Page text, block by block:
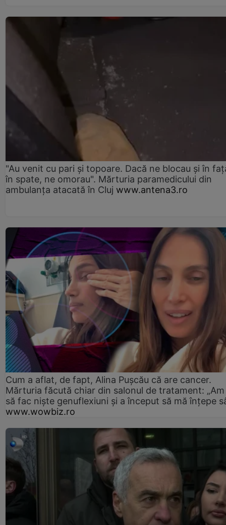
"Au venit cu pari și topoare. Dacă ne blocau şi în
în spate, ne omorau". Mărturia paramedicului din
ambulanţa atacată în Cluj www.antena3.ro
Cum a aflat, de fapt, Alina Pușcău că are cancer.
Mărturia făcută chiar din salonul de tratament:
să fac niște genuflexiuni și a început să mă înțepe
www.wowbiz.ro